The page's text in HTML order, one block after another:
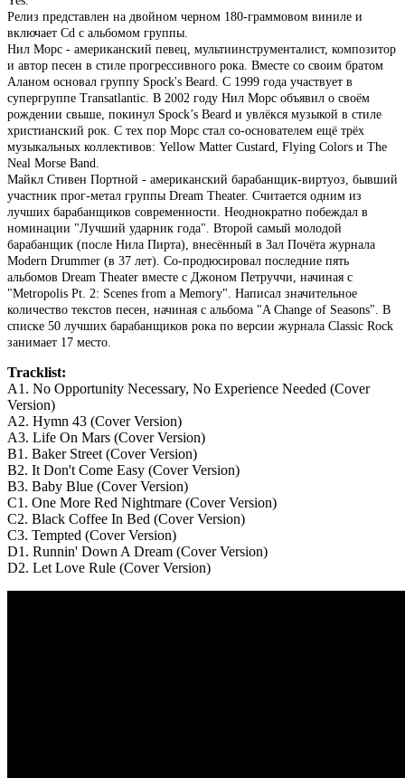
Релиз представлен на двойном черном 180-граммовом виниле и
включает Cd с альбомом группы.
Нил Морс - американский певец, мультиинструменталист, композитор
и автор песен в стиле прогрессивного рока. Вместе со своим братом
Аланом основал группу Spock's Beard. C 1999 года участвует в
супергруппе Transatlantic. В 2002 году Нил Морс объявил о своём
рождении свыше, покинул Spock’s Beard и увлёкся музыкой в стиле
христианский рок. С тех пор Морс стал со-основателем ещё трёх
музыкальных коллективов: Yellow Matter Custard, Flying Colors и The
Neal Morse Band.
Майкл Стивен Портной - американский барабанщик-виртуоз, бывший
участник прог-метал группы Dream Theater. Считается одним из
лучших барабанщиков современности. Неоднократно побеждал в
номинации "Лучший ударник года". Второй самый молодой
барабанщик (после Нила Пирта), внесённый в Зал Почёта журнала
Modern Drummer (в 37 лет). Со-продюсировал последние пять
альбомов Dream Theater вместе с Джоном Петруччи, начиная с
"Metropolis Pt. 2: Scenes from a Memory". Написал значительное
количество текстов песен, начиная с альбома "A Change of Seasons". В
списке 50 лучших барабанщиков рока по версии журнала Classic Rock
занимает 17 место.
Tracklist:
A1. No Opportunity Necessary, No Experience Needed (Cover
Version)
A2. Hymn 43 (Cover Version)
A3. Life On Mars (Cover Version)
B1. Baker Street (Cover Version)
B2. It Don't Come Easy (Cover Version)
B3. Baby Blue (Cover Version)
C1. One More Red Nightmare (Cover Version)
C2. Black Coffee In Bed (Cover Version)
C3. Tempted (Cover Version)
D1. Runnin' Down A Dream (Cover Version)
D2. Let Love Rule (Cover Version)